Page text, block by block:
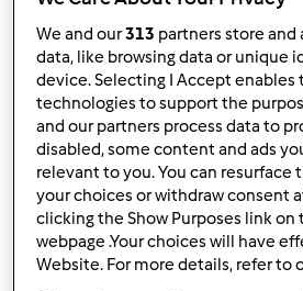
Tiramisu
dazampap80
facile
Palline di
We and our313 partners store and
data, like browsing data or unique
device. Selecting I Accept enables
technologies to support the
and our partners process data to
disabled, some content and ads
relevant to you. You can resurface
your choices or withdraw consent
clicking the Show Purposes link
webpage .Your choices will have
Website. For more details, refer to